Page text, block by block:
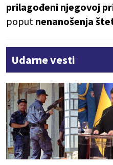
prilagođeni njegovoj
poput nenanošenja
Udarne vesti